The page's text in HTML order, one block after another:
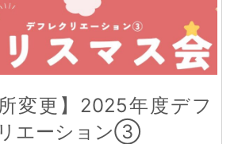
所変更】2025年度デフ
エーション③